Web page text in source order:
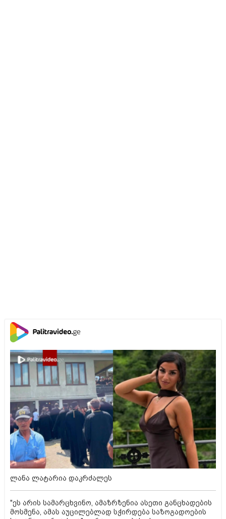
ლანა ლატარია დაკრძალეს
"ეს არის სამარცხვინო, ამაზრზენია ასეთი განცხადების
მოსმენა, ამას აუცილებლად სჭირდება საზოგადოების